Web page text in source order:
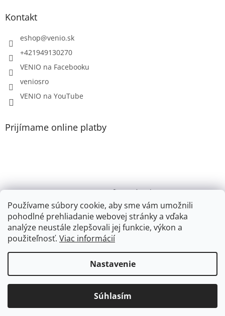
Používame súbory cookie, aby sme vám umožnili
pohodlné prehliadanie webovej stránky a vďaka
analýze neustále zlepšovali jej funkcie, výkon a
použiteľnosť. Viac informácií
Nastavenie
Súhlasím
Kontakt
eshop@venio.sk
+421949130270
VENIO na Facebooku
veniosro
VENIO na YouTube
Prijímame online platby
VENIO, s.r.o. - firemný web /
Videonávody YouTube k PR200, PR100, PR110, PR102
Youtube VENIO
Vytvoril Shoptet
eshop.venio.sk. Všetky práva vyhradené.